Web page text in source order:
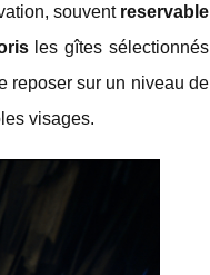
souvent reservable
les gîtes sélectionnés
reposer sur un niveau de
visages.